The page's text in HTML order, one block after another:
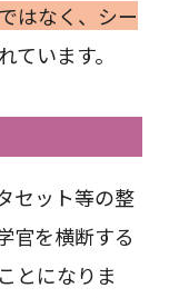
はなく、シー
ています。
セット等の整
官を横断する
とになりま